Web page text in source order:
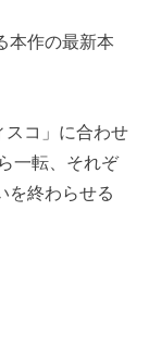
本作の最新本
スコ」に合わせ
一転、それぞ
を終わらせる